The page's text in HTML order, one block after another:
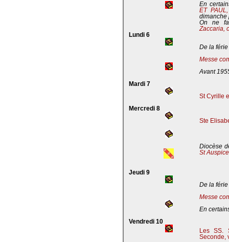
En
ET
dimanche
On ne
Zaccaria,
Lundi 6
De la férie
Messe
Avant
Mardi 7
St Cyrille
Mercredi 8
Ste
Diocèse
St
Jeudi 9
De la férie
Messe
En
Vendredi 10
Les SS.
Seconde,